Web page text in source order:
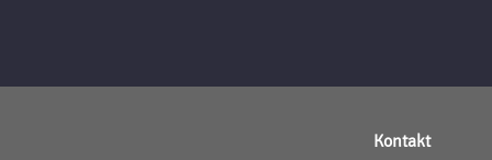
Kontakt